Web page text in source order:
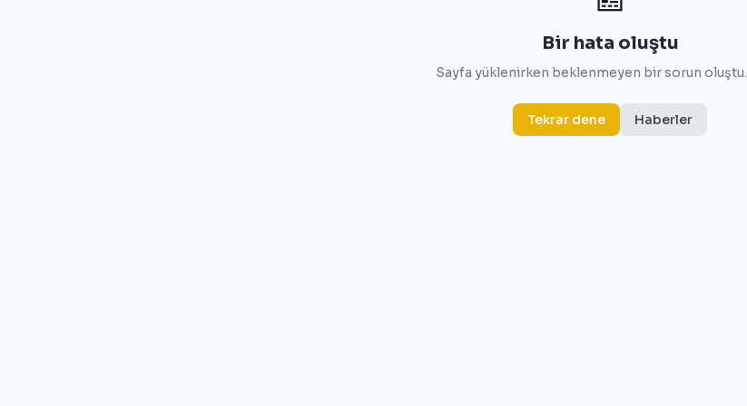
Bir hata oluştu
Sayfa yüklenirken beklenmeyen bir sorun oluştu.
Tekrar dene Haberler